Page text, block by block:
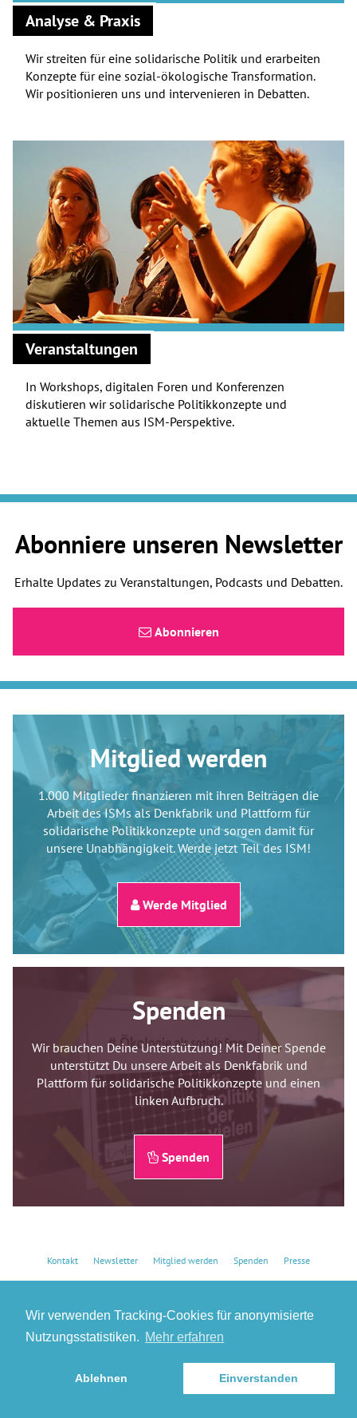
Wir verwenden Tracking-Cookies für anonymisierte
Nutzungsstatistiken. Mehr erfahren
Ablehnen Einverstanden
Analyse & Praxis
Wir streiten für eine solidarische Politik und erarbeiten
Konzepte für eine sozial-ökologische Transformation.
Wir positionieren uns und intervenieren in Debatten.
Veranstaltungen
In Workshops, digitalen Foren und Konferenzen
diskutieren wir solidarische Politikkonzepte und
aktuelle Themen aus ISM-Perspektive.
Abonniere unseren Newsletter
Erhalte Updates zu Veranstaltungen, Podcasts und Debatten.
Abonnieren
Mitglied werden
1.000 Mitglieder finanzieren mit ihren Beiträgen die
Arbeit des ISMs als Denkfabrik und Plattform für
solidarische Politikkonzepte und sorgen damit für
unsere Unabhängigkeit. Werde jetzt Teil des ISM!
Werde Mitglied
Spenden
Wir brauchen Deine Unterstützung! Mit Deiner Spende
unterstützt Du unsere Arbeit als Denkfabrik und
Plattform für solidarische Politikkonzepte und einen
linken Aufbruch.
Spenden
Kontakt Newsletter Mitglied werden Spenden Presse